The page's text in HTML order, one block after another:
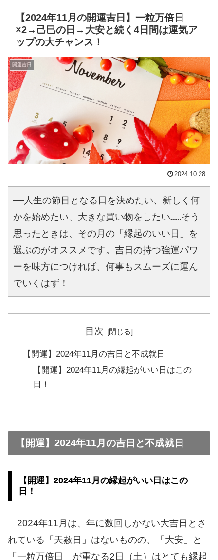
【2024年11月の開運吉日】一粒万倍日
×2→己巳の日→大安と続く4日間は運気ア
ップの大チャンス！
開運吉日
2024.10.28
――人生の節目となる日を決めたい、新しく何
かを始めたい、大きな買い物をしたい……そう
思ったときは、その月の「縁起のいい日」を
選ぶのがオススメです。吉日の持つ強運パワ
ーを味方につければ、何事もスムーズに運ん
でいくはず！
目次
【開運】2024年11月の吉日と不成就日
【開運】2024年11月の縁起がいい日はこの
日！
【開運】2024年11月の吉日と不成就日
【開運】2024年11月の縁起がいい日はこの
日！
2024年11月は、年に数回しかない大吉日とさ
れている「天赦日」はないものの、「大安」と
「一粒万倍日」が重なる2日（土）はとても縁起